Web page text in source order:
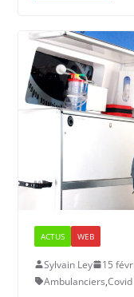
ACTUS WEB
Sylvain Ley 15
Ambulanciers,Covid